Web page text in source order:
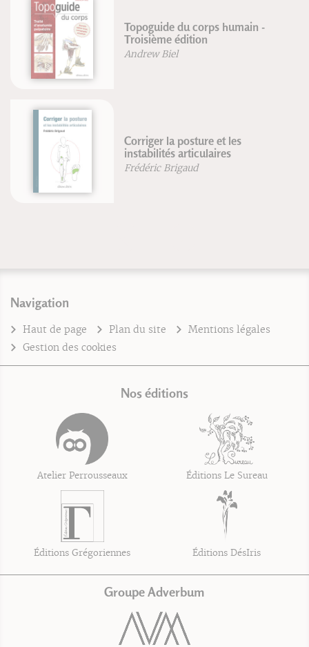
Topoguide du corps humain -
Troisième édition
Andrew Biel
Corriger la posture et les
instabilités articulaires
Frédéric Brigaud
Navigation
Haut de page Plan du site
Mentions légales
Gestion des cookies
Nos éditions
Atelier Perrousseaux Éditions Le Sureau
Éditions Grégoriennes Éditions DésIris
Groupe Adverbum